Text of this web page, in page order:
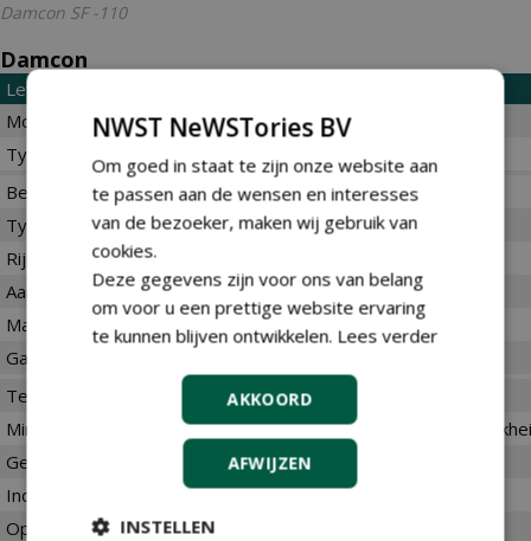
Damcon SF -110
Damcon
Leverancier
Modelnaam
Type teelt
Besturing & Techniek
Type besturing
Rijafhankelijk werken
Aantal rijen per werkgang
Maximale werksnelheid (km/uur)
Gangbare werksnelheid (km/uur)
Teelt- en perceelgeschiktheid
Minimale rijafstand (in m). Selecteer keuze dichtst bij
Geschikt voor
Indicatieve capaciteit (ha/uur)
Opmerkingen:
NWST NeWSTories BV
Om goed in staat te zijn onze website aan
te passen aan de wensen en interesses
van de bezoeker, maken wij gebruik van
cookies.
Deze gegevens zijn voor ons van belang
om voor u een prettige website ervaring
te kunnen blijven ontwikkelen. Lees verder
AKKOORD
AFWIJZEN
INSTELLEN